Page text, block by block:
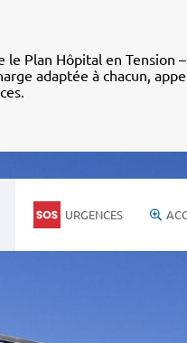
le Plan Hôpital en Tension
adaptée à chacun,
URGENCES